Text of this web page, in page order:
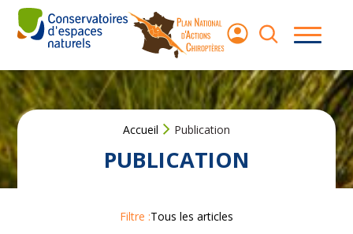
Aller
contenu
chauves-
souris
Accueil Publication
PUBLICATION
Filtre :Tous les articles